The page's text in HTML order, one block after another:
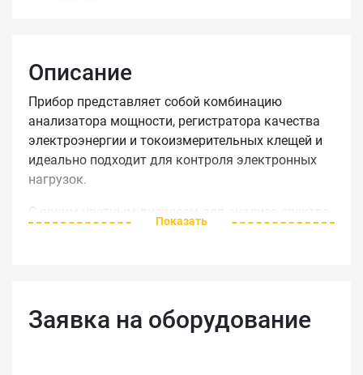
Описание
Прибор представляет собой комбинацию
анализатора мощности, регистратора качества
электроэнергии и токоизмерительных клещей и
идеально подходит для контроля электронных
нагрузок.
С ярким цветным дисплеем для анализа спектра
Fluke 345 идеально подходит для устранения
неисправностей в цепях питания коммутируемых
Показать
Заявка на оборудование